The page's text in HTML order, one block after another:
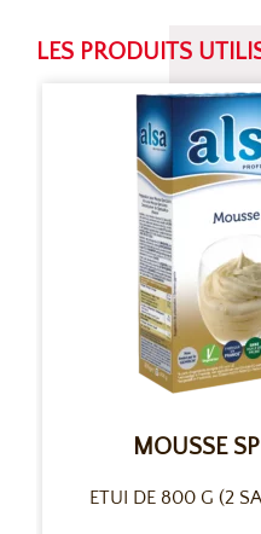
LES PRODUITS
MOUSSE
ETUI DE 800 G (2